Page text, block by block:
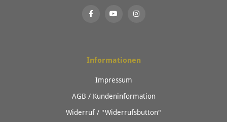
Informationen
Impressum
AGB / Kundeninformation
Widerruf / "Widerrufsbutton"